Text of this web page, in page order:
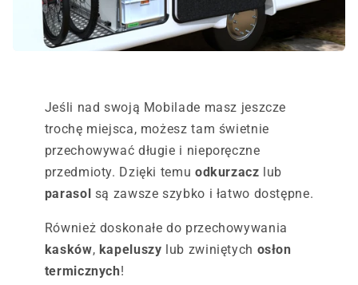
Jeśli nad swoją Mobilade masz jeszcze
trochę miejsca, możesz tam świetnie
przechowywać długie i nieporęczne
przedmioty. Dzięki temu odkurzacz lub
parasol są zawsze szybko i łatwo dostępne.
Również doskonałe do przechowywania
kasków, kapeluszy lub zwiniętych osłon
termicznych!